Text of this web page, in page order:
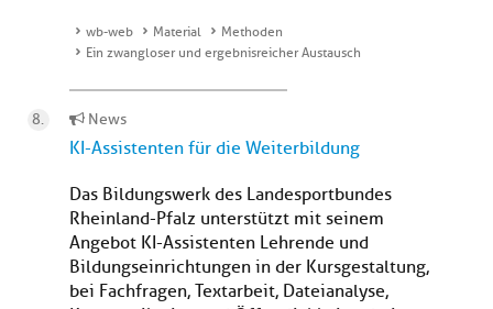
wb-web Material
Methoden
Ein zwangloser und ergebnisreicher Austausch
News
KI-Assistenten für die Weiterbildung
Das Bildungswerk des Landesportbundes
Rheinland-Pfalz unterstützt mit seinem
Angebot KI-Assistenten Lehrende und
Bildungseinrichtungen in der Kursgestaltung,
bei Fachfragen, Textarbeit, Dateianalyse,